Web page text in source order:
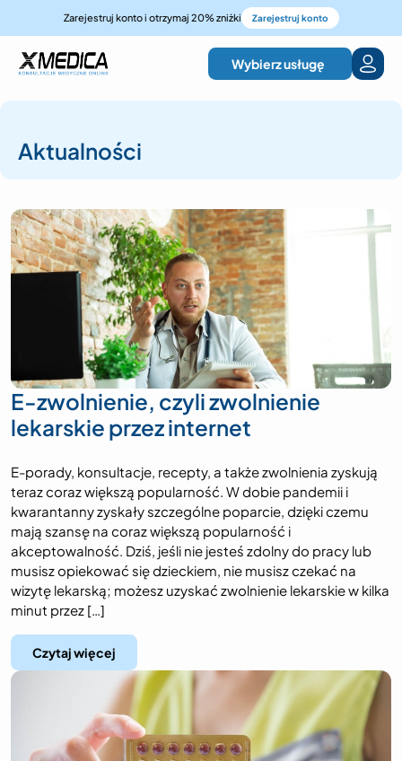
Zarejestruj konto i otrzymaj 20% zniżki Zarejestruj konto
Wybierz usługę
Aktualności
E-zwolnienie, czyli zwolnienie
lekarskie przez internet
E-porady, konsultacje, recepty, a także zwolnienia zyskują
teraz coraz większą popularność. W dobie pandemii i
kwarantanny zyskały szczególne poparcie, dzięki czemu
mają szansę na coraz większą popularność i
akceptowalność. Dziś, jeśli nie jesteś zdolny do pracy lub
musisz opiekować się dzieckiem, nie musisz czekać na
wizytę lekarską; możesz uzyskać zwolnienie lekarskie w kilka
minut przez […]
Czytaj więcej